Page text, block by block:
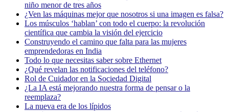
niño menor de tres años
¿Ven las máquinas mejor que nosotros si una imagen es falsa?
Los músculos ‘hablan’ con todo el cuerpo: la revolución
científica que cambia la visión del ejercicio
Construyendo el camino que falta para las mujeres
emprendedoras en India
Todo lo que necesitas saber sobre Ethernet
¿Qué revelan las notificaciones del teléfono?
Rol de Cuidador en la Sociedad Digital
¿La IA está mejorando nuestra forma de pensar o la
reemplaza?
La nueva era de los lípidos